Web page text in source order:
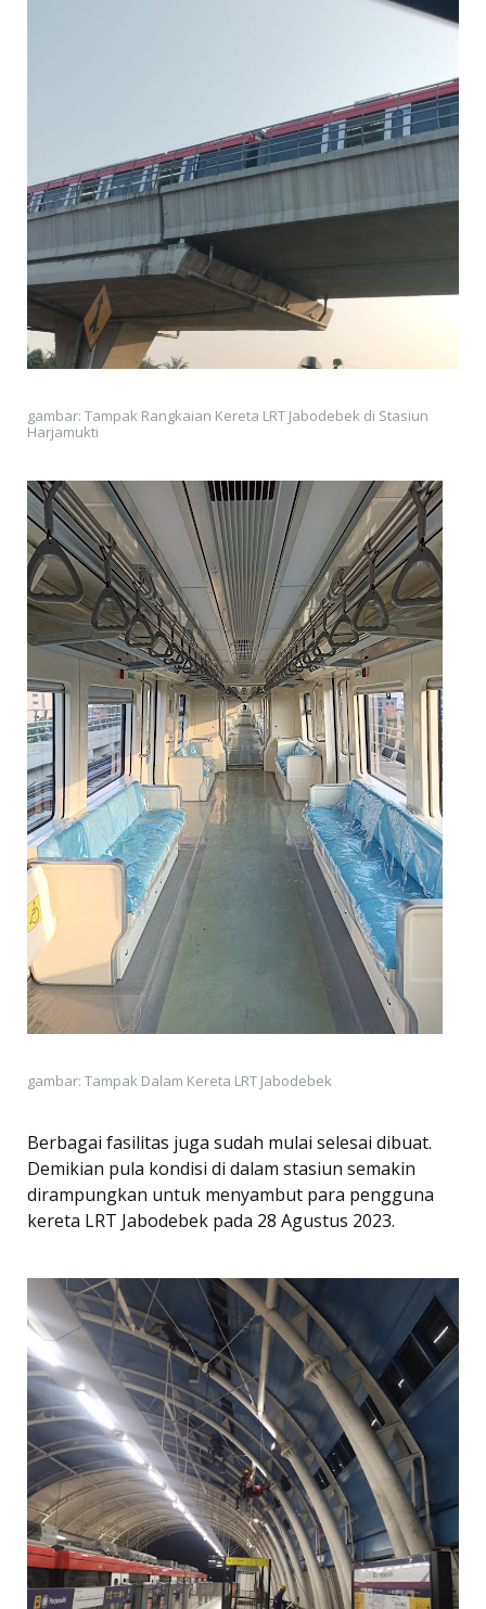
gambar: Tampak Rangkaian Kereta LRT Jabodebek di Stasiun
Harjamukti
gambar: Tampak Dalam Kereta LRT Jabodebek
Berbagai fasilitas juga sudah mulai selesai dibuat.
Demikian pula kondisi di dalam stasiun semakin
dirampungkan untuk menyambut para pengguna
kereta LRT Jabodebek pada 28 Agustus 2023.